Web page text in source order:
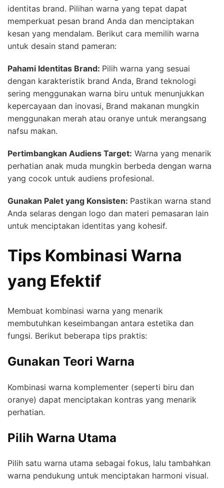
identitas brand. Pilihan warna yang tepat dapat
memperkuat pesan brand Anda dan menciptakan
kesan yang mendalam. Berikut cara memilih warna
untuk desain stand pameran:
Pahami Identitas Brand: Pilih warna yang sesuai
dengan karakteristik brand Anda, Brand teknologi
sering menggunakan warna biru untuk menunjukkan
kepercayaan dan inovasi, Brand makanan mungkin
menggunakan merah atau oranye untuk merangsang
nafsu makan.
Pertimbangkan Audiens Target: Warna yang menarik
perhatian anak muda mungkin berbeda dengan warna
yang cocok untuk audiens profesional.
Gunakan Palet yang Konsisten: Pastikan warna stand
Anda selaras dengan logo dan materi pemasaran lain
untuk menciptakan identitas yang kohesif.
Tips Kombinasi Warna
yang Efektif
Membuat kombinasi warna yang menarik
membutuhkan keseimbangan antara estetika dan
fungsi. Berikut beberapa tips praktis:
Gunakan Teori Warna
Kombinasi warna komplementer (seperti biru dan
oranye) dapat menciptakan kontras yang menarik
perhatian.
Pilih Warna Utama
Pilih satu warna utama sebagai fokus, lalu tambahkan
warna pendukung untuk menciptakan harmoni visual.